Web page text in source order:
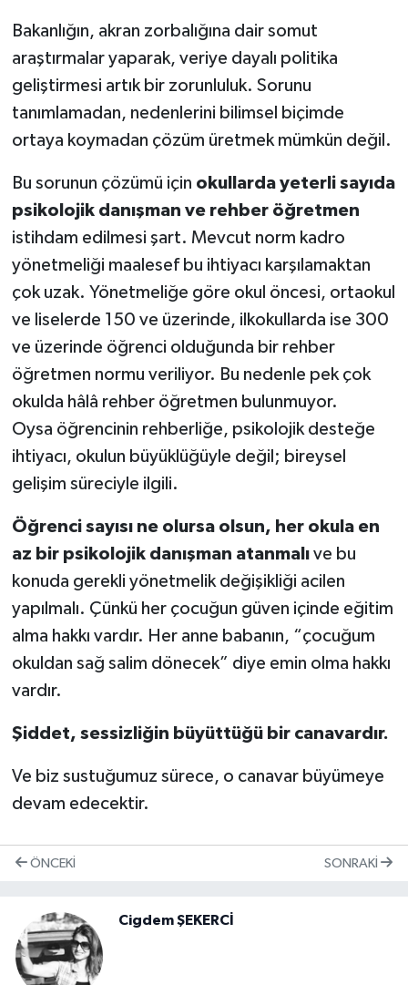
Bakanlığın, akran zorbalığına dair somut
araştırmalar yaparak, veriye dayalı politika
geliştirmesi artık bir zorunluluk. Sorunu
tanımlamadan, nedenlerini bilimsel biçimde
ortaya koymadan çözüm üretmek mümkün değil.
Bu sorunun çözümü için okullarda yeterli sayıda
psikolojik danışman ve rehber öğretmen
istihdam edilmesi şart. Mevcut norm kadro
yönetmeliği maalesef bu ihtiyacı karşılamaktan
çok uzak. Yönetmeliğe göre okul öncesi, ortaokul
ve liselerde 150 ve üzerinde, ilkokullarda ise 300
ve üzerinde öğrenci olduğunda bir rehber
öğretmen normu veriliyor. Bu nedenle pek çok
okulda hâlâ rehber öğretmen bulunmuyor.
Oysa öğrencinin rehberliğe, psikolojik desteğe
ihtiyacı, okulun büyüklüğüyle değil; bireysel
gelişim süreciyle ilgili.
Öğrenci sayısı ne olursa olsun, her okula en
az bir psikolojik danışman atanmalıve bu
konuda gerekli yönetmelik değişikliği acilen
yapılmalı. Çünkü her çocuğun güven içinde eğitim
alma hakkı vardır. Her anne babanın, “çocuğum
okuldan sağ salim dönecek” diye emin olma hakkı
vardır.
Şiddet, sessizliğin büyüttüğü bir canavardır.
Ve biz sustuğumuz sürece, o canavar büyümeye
devam edecektir.
ÖNCEKI SONRAKI
Cigdem ŞEKERCİ